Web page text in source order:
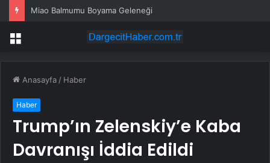
Miao Balmumu Boyama Geleneği
Menü
Anasayfa / Haber
Haber
Trump’ın Zelenskiy’e Kaba
Davranışı İddia Edildi